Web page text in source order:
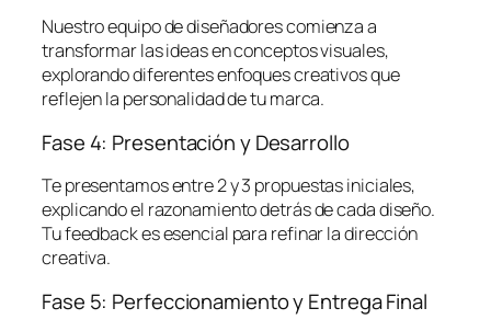
Nuestro equipo de diseñadores comienza a
transformar las ideas en conceptos visuales,
explorando diferentes enfoques creativos que
reflejen la personalidad de tu marca.
Fase 4: Presentación y Desarrollo
Te presentamos entre 2 y 3 propuestas iniciales,
explicando el razonamiento detrás de cada diseño.
Tu feedback es esencial para refinar la dirección
creativa.
Fase 5: Perfeccionamiento y Entrega Final